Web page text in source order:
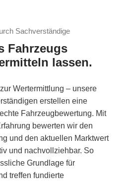
Sachverständige
Fahrzeugs
lassen.
Wertermittlung – unsere
erstellen eine
Fahrzeugbewertung. Mit
bewerten wir den
und den aktuellen Marktwert
und nachvollziehbar. So
Grundlage für
treffen fundierte